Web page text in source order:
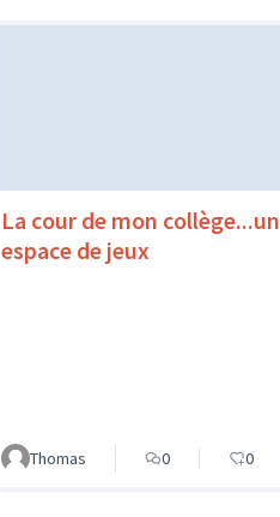
La cour de mon collège...un
espace de jeux
Thomas 0 0